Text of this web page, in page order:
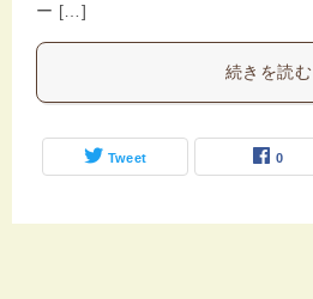
ー […]
続きを読む
Tweet 0